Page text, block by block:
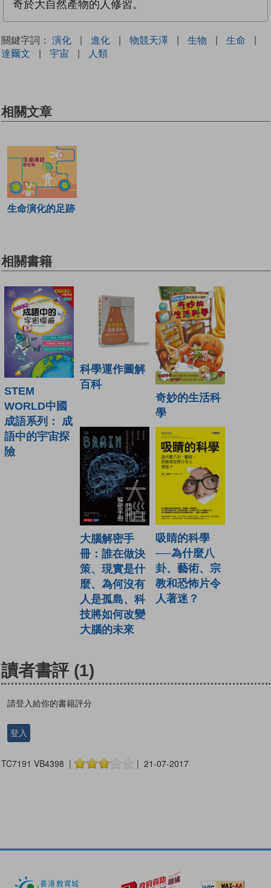
奇於大自然產物的人修習。
關鍵字詞： 演化 | 進化 | 物競天澤 | 生物 | 生命
|
達爾文
| 宇宙 | 人類
相關文章
生命演化的足跡
相關書籍
STEM
WORLD中國
成語系列： 成
語中的宇宙探
險
科學運作圖解
百科
奇妙的生活科
學
大腦解密手
冊：誰在做決
策、現實是什
麼、為何沒有
人是孤島、科
技將如何改變
大腦的未來
吸睛的科學
──為什麼八
卦、藝術、宗
教和恐怖片令
人著迷？
讀者書評 (1)
請登入給你的書籍評分
登入
TC7191 VB4398 | | 21-07-2017